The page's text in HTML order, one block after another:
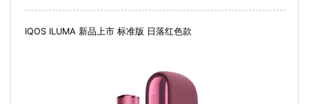
IQOS ILUMA 新品上市 标准版 日落红色款